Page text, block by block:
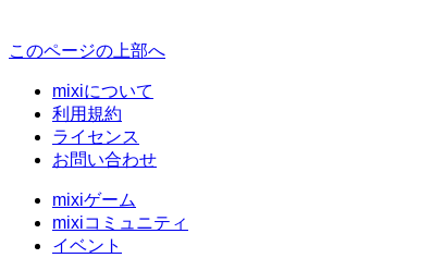
このページの上部へ
mixiについて
利用規約
ライセンス
お問い合わせ
mixiゲーム
mixiコミュニティ
イベント